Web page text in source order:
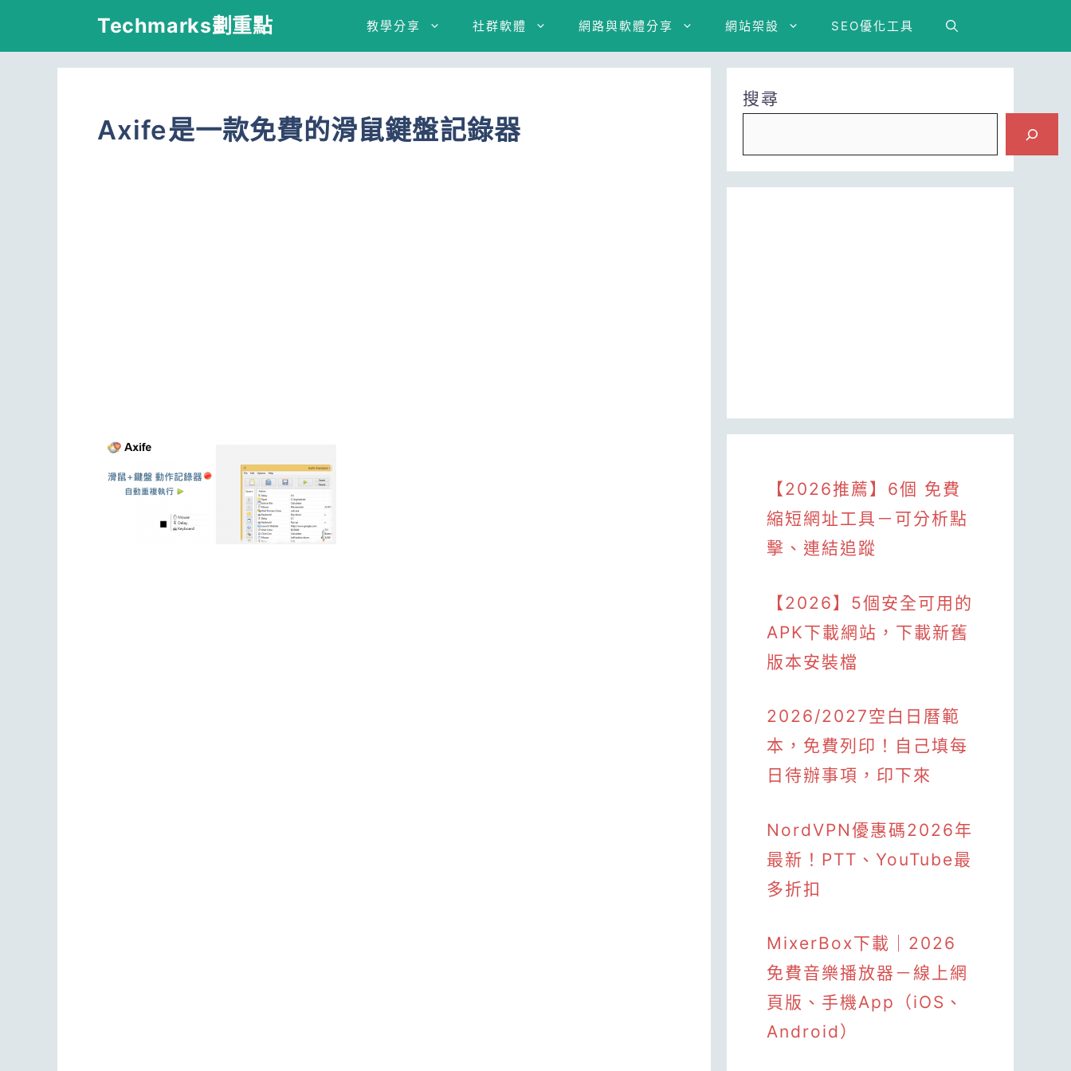
Techmarks劃重點 教學分享 社群軟體 網路與軟體分享 網站架設 SEO優化工具
Axife是一款免費的滑鼠鍵盤記錄器
搜尋
【2026推薦】6個 免費
縮短網址工具－可分析點
擊、連結追蹤
【2026】5個安全可用的
APK下載網站，下載新舊
版本安裝檔
2026/2027空白日曆範
本，免費列印！自己填每
日待辦事項，印下來
NordVPN優惠碼2026年
最新！PTT、YouTube最
多折扣
MixerBox下載｜2026
免費音樂播放器－線上網
頁版、手機App（iOS、
Android）